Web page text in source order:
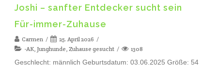
Joshi – sanfter Entdecker sucht sein
Für-immer-Zuhause
Carmen
25. April 2026
-AK, Junghunde, Zuhause gesucht 1308
Geschlecht: männlich Geburtsdatum: 03.06.2025 Größe: 54